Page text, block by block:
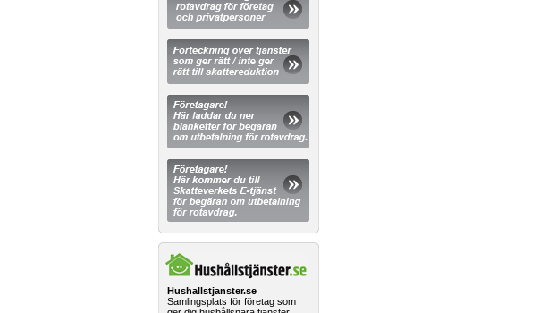
Hushallstjanster.se
Samlingsplats för företag som